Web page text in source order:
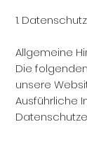
1.
Allgemeine
Die
unsere
Ausführliche